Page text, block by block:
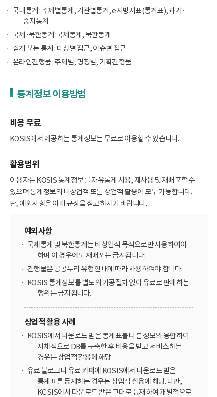
국내통계 : 주제별통계, 기관별통계, e지방지표(통계표), 과거·
중지통계
국제·북한통계 :국제통계, 북한통계
쉽게 보는 통계 : 대상별 접근, 이슈별 접근
온라인간행물 : 주제별, 명칭별, 기획간행물
통계정보 이용방법
비용 무료
KOSIS에서 제공하는 통계정보는 무료로 이용할 수 있습니다.
활용범위
이용자는 KOSIS 통계정보를 자유롭게 사용, 재사용 및 재배포할 수
있으며 통계정보의 비상업적 또는 상업적 활용이 모두 가능합니다.
단, 예외사항은 아래 규정을 참고하시기 바랍니다.
예외사항
국제통계 및 북한통계는 비상업적 목적으로만 사용하여야
하며 이 경우에도 재배포는 금지됩니다.
간행물은 공공누리 유형 안내에 따라 사용하여야 합니다.
KOSIS 통계정보를 별도의 가공절차 없이 유료로 판매하는
행위는 금지됩니다.
상업적 활용 사례
KOSIS에서 다운로드 받은 통계표를 다른 정보와 융합하여
자체적으로 DB를 구축한 후 비용을 받고 서비스하는
경우는 상업적 활용에 해당
유료 블로그나 유료 카페에 KOSIS에서 다운로드 받은
통계표를 등재하는 경우는 상업적 활용에 해당. 다만,
KOSIS에서 다운로드 받은 그대로 등재하여 개별적으로